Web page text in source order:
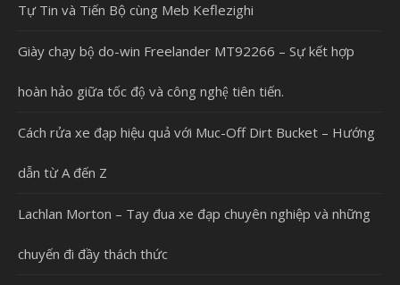
Tự Tin và Tiến Bộ cùng Meb Keflezighi
Giày chạy bộ do-win Freelander MT92266 – Sự kết hợp
hoàn hảo giữa tốc độ và công nghệ tiên tiến.
Cách rửa xe đạp hiệu quả với Muc-Off Dirt Bucket – Hướng
dẫn từ A đến Z
Lachlan Morton – Tay đua xe đạp chuyên nghiệp và những
chuyến đi đầy thách thức